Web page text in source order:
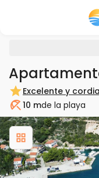
Excelente y
Playa10 mde la playa